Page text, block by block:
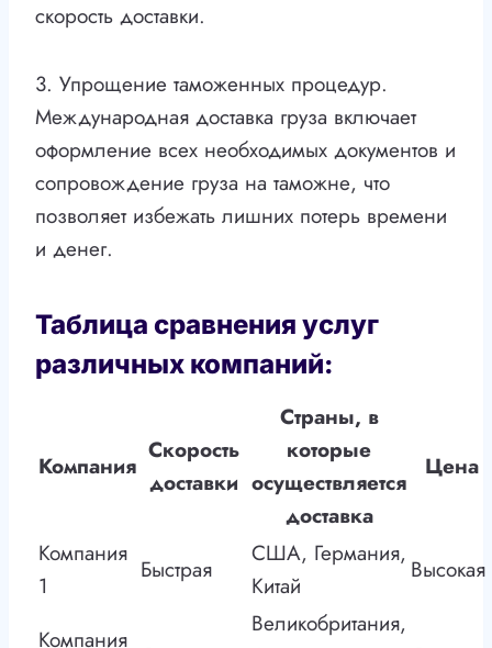
скорость доставки.
3. Упрощение таможенных процедур.
Международная доставка груза включает
оформление всех необходимых документов и
сопровождение груза на таможне, что
позволяет избежать лишних потерь времени
и денег.
Таблица сравнения услуг
различных компаний:
Компания
Скорость
доставки
Страны, в
которые
осуществляется
доставка
Цена
Компания
1
Быстрая
США, Германия,
Китай
Высокая
Компания
Великобритания,